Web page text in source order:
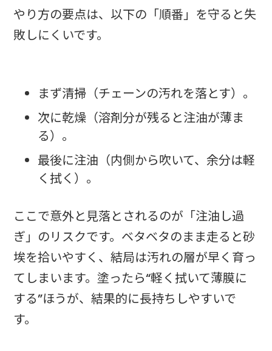
やり方の要点は、以下の「順番」を守ると失
敗しにくいです。
まず清掃（チェーンの汚れを落とす）。
次に乾燥（溶剤分が残ると注油が薄ま
る）。
最後に注油（内側から吹いて、余分は軽
く拭く）。
ここで意外と見落とされるのが「注油し過
ぎ」のリスクです。ベタベタのまま走ると砂
埃を拾いやすく、結局は汚れの層が早く育っ
てしまいます。塗ったら“軽く拭いて薄膜に
する”ほうが、結果的に長持ちしやすいで
す。